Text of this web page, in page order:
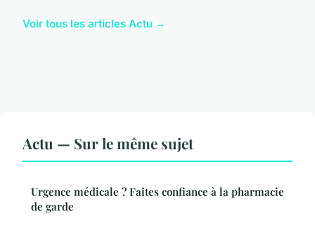
Voir tous les articles Actu →
Actu — Sur le même sujet
Urgence médicale ? Faites confiance à la pharmacie
de garde